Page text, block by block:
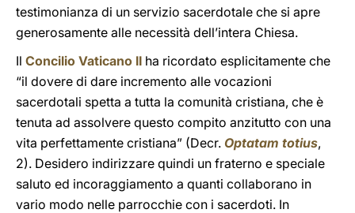
testimonianza di un servizio sacerdotale che si apre
generosamente alle necessità dell’intera Chiesa.
Il Concilio Vaticano II ha ricordato esplicitamente che
“il dovere di dare incremento alle vocazioni
sacerdotali spetta a tutta la comunità cristiana, che è
tenuta ad assolvere questo compito anzitutto con una
vita perfettamente cristiana” (Decr. Optatam totius,
2). Desidero indirizzare quindi un fraterno e speciale
saluto ed incoraggiamento a quanti collaborano in
vario modo nelle parrocchie con i sacerdoti. In